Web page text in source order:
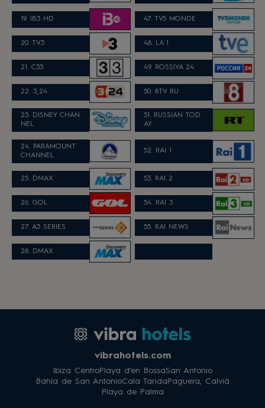
19. IB3 HD 47. TV5 MONDE
20. TV3 48. LA 1
21. C33 49. ROSSIYA 24
22. 3_24 50. 8TV RU
23. DISNEY CHAN
NEL
51. RUSSIAN TOD
AY
24. PARAMOUNT
CHANNEL
52. RAI 1
25. DMAX 53. RAI 2
26. GOL 54. RAI 3
27. A3 SERIES 55. RAI NEWS
28. DMAX
vibrahotels.com
Ibiza CentroPlaya d'en BossaSan Antonio
Bahía de San AntonioCala Tarida Paguera, Calvià
Playa de Palma